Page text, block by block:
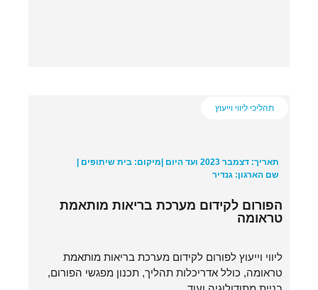
תהליכי ליווי וייעוץ
תאריך: דצמבר 2023 ועד היום |
מיקום: בית שיתופים |
שם הארגון: גנדיר
הפורום לקידום מערכת בריאות מותאמת
טראומה
ליווי וייעוץ לפורום לקידום מערכת בריאות מותאמת
טראומה, כולל אדריכלות תהליך, תכנון מפגשי הפורום,